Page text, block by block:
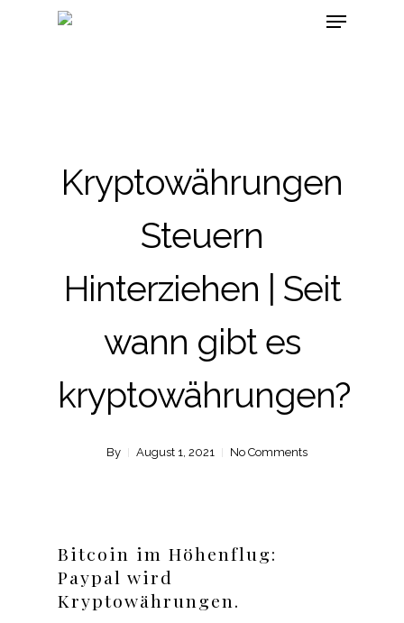
Kryptowährungen
Steuern
Hinterziehen | Seit
wann gibt es
kryptowährungen?
By August 1, 2021 No Comments
Bitcoin im Höhenflug:
Paypal wird
Kryptowährungen.